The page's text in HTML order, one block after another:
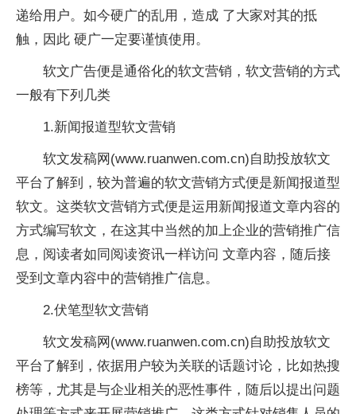
递给用户。如今硬广的乱用，造成 了大家对其的抵
触，因此 硬广一定要谨慎使用。
软文广告便是通俗化的软文营销，软文营销的方式
一般有下列几类
1.新闻报道型软文营销
软文发稿网(www.ruanwen.com.cn)自助投放软文
平台了解到，较为普遍的软文营销方式便是新闻报道型
软文。这类软文营销方式便是运用新闻报道文章内容的
方式编写软文，在这其中当然的加上企业的营销推广信
息，阅读者如同阅读资讯一样访问 文章内容，随后接
受到文章内容中的营销推广信息。
2.伏笔型软文营销
软文发稿网(www.ruanwen.com.cn)自助投放软文
平台了解到，依据用户较为关联的话题讨论，比如热搜
榜等，尤其是与企业相关的恶性事件，随后以提出问题